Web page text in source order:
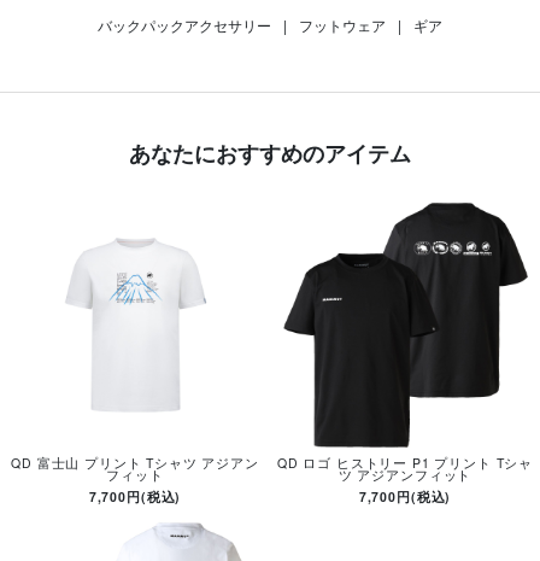
バックパックアクセサリー
| フットウェア | ギア
あなたにおすすめのアイテム
QD 富士山 プリント Tシャツ アジアン
フィット
7,700円(税込)
QD ロゴ ヒストリー P1 プリント Tシャ
ツ アジアンフィット
7,700円(税込)